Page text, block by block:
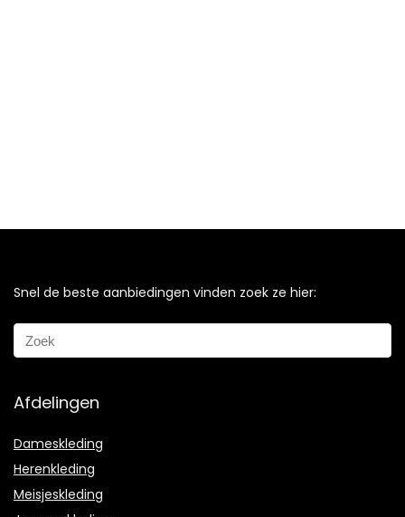
Snel de beste aanbiedingen vinden zoek ze hier:
Afdelingen
Dameskleding
Herenkleding
Meisjeskleding